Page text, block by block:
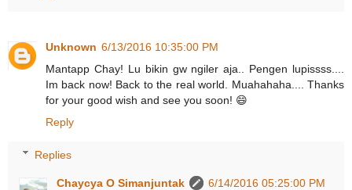
Unknown 6/13/2016 10:35:00 PM
Mantapp Chay! Lu bikin gw ngiler aja.. Pengen lupissss....
Im back now! Back to the real world. Muahahaha.... Thanks
for your good wish and see you soon! 😄
Reply
Replies
Chaycya O Simanjuntak
6/14/2016 05:25:00 PM